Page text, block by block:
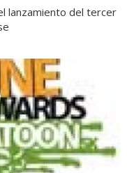
lanzamiento del tercer